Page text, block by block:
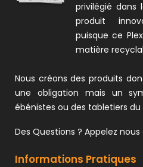
privilégié dans
produit
puisque ce
matière
Nous créons des produits
une obligation mais un
ébénistes ou des tabletiers du
Des Questions ? Appelez nous
Informations Pratiques